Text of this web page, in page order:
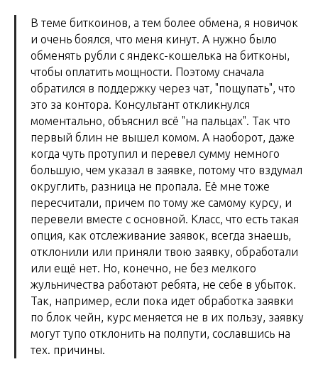
В теме биткоинов, а тем более обмена, я новичок
и очень боялся, что меня кинут. А нужно было
обменять рубли с яндекс-кошелька на битконы,
чтобы оплатить мощности. Поэтому сначала
обратился в поддержку через чат, "пощупать", что
это за контора. Консультант откликнулся
моментально, объяснил всё "на пальцах". Так что
первый блин не вышел комом. А наоборот, даже
когда чуть протупил и перевел сумму немного
большую, чем указал в заявке, потому что вздумал
округлить, разница не пропала. Её мне тоже
пересчитали, причем по тому же самому курсу, и
перевели вместе с основной. Класс, что есть такая
опция, как отслеживание заявок, всегда знаешь,
отклонили или приняли твою заявку, обработали
или ещё нет. Но, конечно, не без мелкого
жульничества работают ребята, не себе в убыток.
Так, например, если пока идет обработка заявки
по блок чейн, курс меняется не в их пользу, заявку
могут тупо отклонить на полпути, сославшись на
тех. причины.